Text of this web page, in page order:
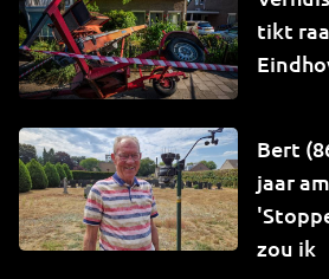
tikt
Bert
jaar
zou ik